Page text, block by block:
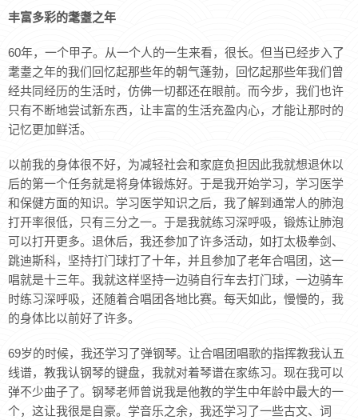
丰富多彩的耄耋之年
60年，一个甲子。从一个人的一生来看，很长。但当已经步入了
耄耋之年的我们回忆起那些年的朝气蓬勃，回忆起那些年我们曾
经共同经历的生活时，仿佛一切都还在眼前。而今步，我们也许
只有不断地尝试新东西，让丰富的生活充盈内心，才能让那时的
记忆更加鲜活。
以前我的身体很不好，为减轻社会和家庭负担因此我就想退休以
后的第一个任务就是将身体锻炼好。于是我开始学习，学习医学
和保健方面的知识。学习医学知识之后，我了解到通常人的肺泡
打开率很低，只有三分之一。于是我就练习深呼吸，锻炼让肺泡
可以打开更多。退休后，我还参加了许多活动，如打太极拳剑、
跳迪斯科，坚持打门球打了十年，并且参加了老年合唱团，这一
唱就是十三年。我就这样坚持一边骑自行车去打门球，一边骑车
时练习深呼吸，还随着合唱团各地比赛。每天如此，慢慢的，我
的身体比以前好了许多。
69岁的时候，我还学习了弹钢琴。让合唱团唱歌的指挥教我认五
线谱，教我认钢琴的键盘，我就对着琴谱在家练习。现在我可以
弹不少曲子了。钢琴老师曾说我是他教的学生中年龄中最大的一
个，这让我很是自豪。学音乐之余，我还学习了一些古文、词